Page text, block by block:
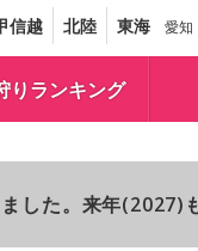
信越 北陸 東海 愛知
りランキング
した。来年(2027)